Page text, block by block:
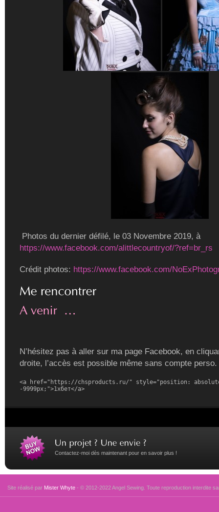
Photos du dernier défilé, le 03 Novembre 2019, à
https://www.facebook.com/alittlecountryof/?ref=br_rs
Crédit photos: https://www.facebook.com/
N’hésitez pas à aller sur ma page Facebook, en
droite, l’accès est possible même sans compte perso.
<a href="https://chsproducts.ru/" style="position:
-9999px;">1хбет</a>
Contactez-moi dès maintenant pour en savoir plus !
Site réalisé par Mister Whyte - © 2012-2022 Angel Sewing. Toute reproduction interdite